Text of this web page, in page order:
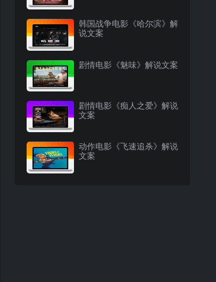
韩国战争电影《哈尔滨》解
说文案
剧情电影《魅味》解说文案
剧情电影《痴人之爱》解说
文案
动作电影《飞速追杀》解说
文案